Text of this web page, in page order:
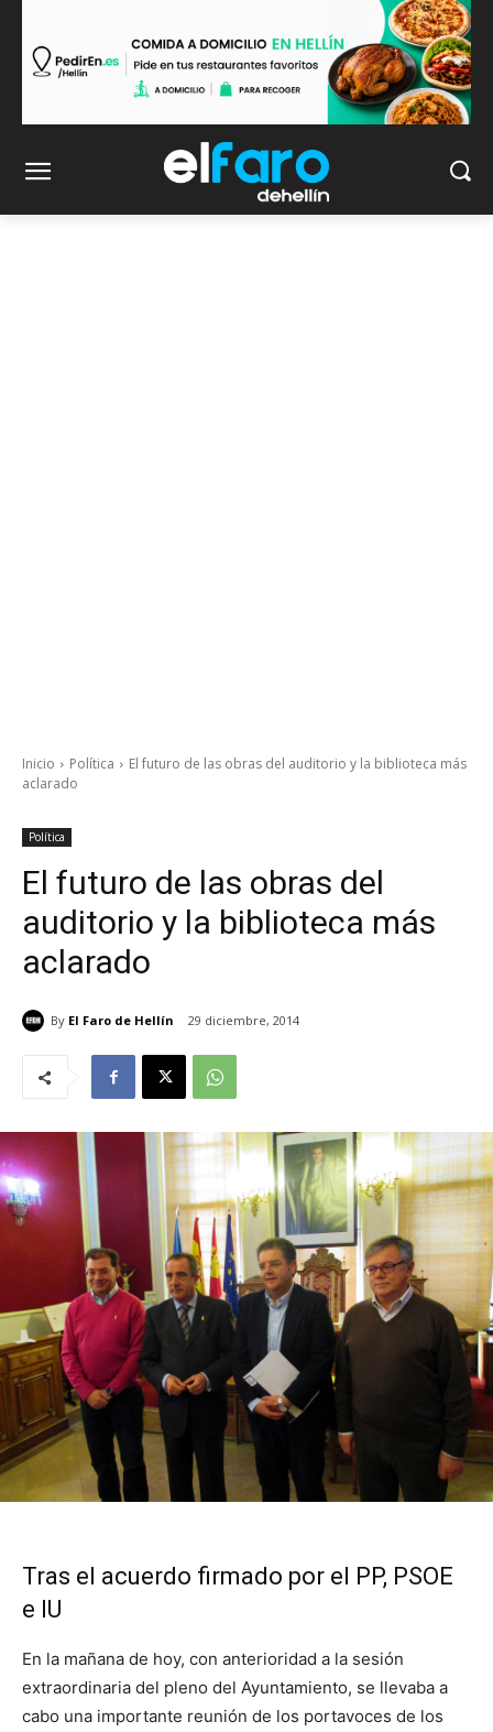
Inicio Política
El futuro de las obras del auditorio y la biblioteca más
aclarado
Política
El futuro de las obras del
auditorio y la biblioteca más
aclarado
By El Faro de Hellín 29 diciembre, 2014
Tras el acuerdo firmado por el PP, PSOE
e IU
En la mañana de hoy, con anterioridad a la sesión
extraordinaria del pleno del Ayuntamiento, se llevaba a
cabo una importante reunión de los portavoces de los